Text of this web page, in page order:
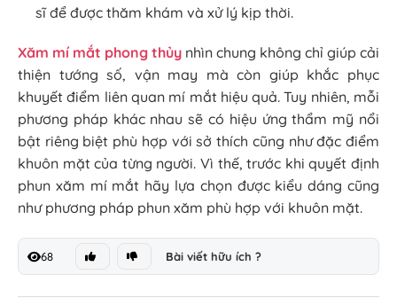
sĩ để được thăm khám và xử lý kịp thời.
Xăm mí mắt phong thủy nhìn chung không chỉ giúp cải
thiện tướng số, vận may mà còn giúp khắc phục
khuyết điểm liên quan mí mắt hiệu quả. Tuy nhiên, mỗi
phương pháp khác nhau sẽ có hiệu ứng thẩm mỹ nổi
bật riêng biệt phù hợp với sở thích cũng như đặc điểm
khuôn mặt của từng người. Vì thế, trước khi quyết định
phun xăm mí mắt hãy lựa chọn được kiểu dáng cũng
như phương pháp phun xăm phù hợp với khuôn mặt.
68 Bài viết hữu ích ?